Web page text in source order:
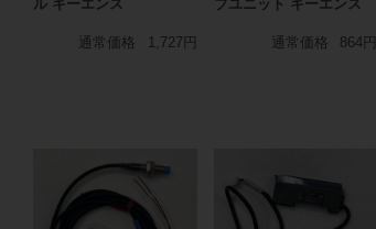
ル キーエンス
通常価格 1,727円
プユニット キーエンス
通常価格 864円